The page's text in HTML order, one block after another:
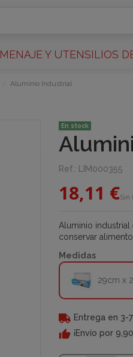
MENAJE Y UTENSILIOS
Aluminio Industrial
En stock
Ref.: LIM000355
18,11 €Sin
Aluminio industrial
conservar
Medidas
29cm x
Entrega en 3-
¡Envío por